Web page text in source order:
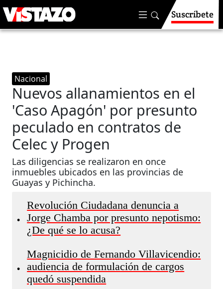
Suscríbete
Nacional
Nuevos allanamientos en el
'Caso Apagón' por presunto
peculado en contratos de
Celec y Progen
Las diligencias se realizaron en once
inmuebles ubicados en las provincias de
Guayas y Pichincha.
•
Revolución Ciudadana denuncia a
Jorge Chamba por presunto nepotismo:
¿De qué se lo acusa?
•
Magnicidio de Fernando Villavicendio:
audiencia de formulación de cargos
quedó suspendida